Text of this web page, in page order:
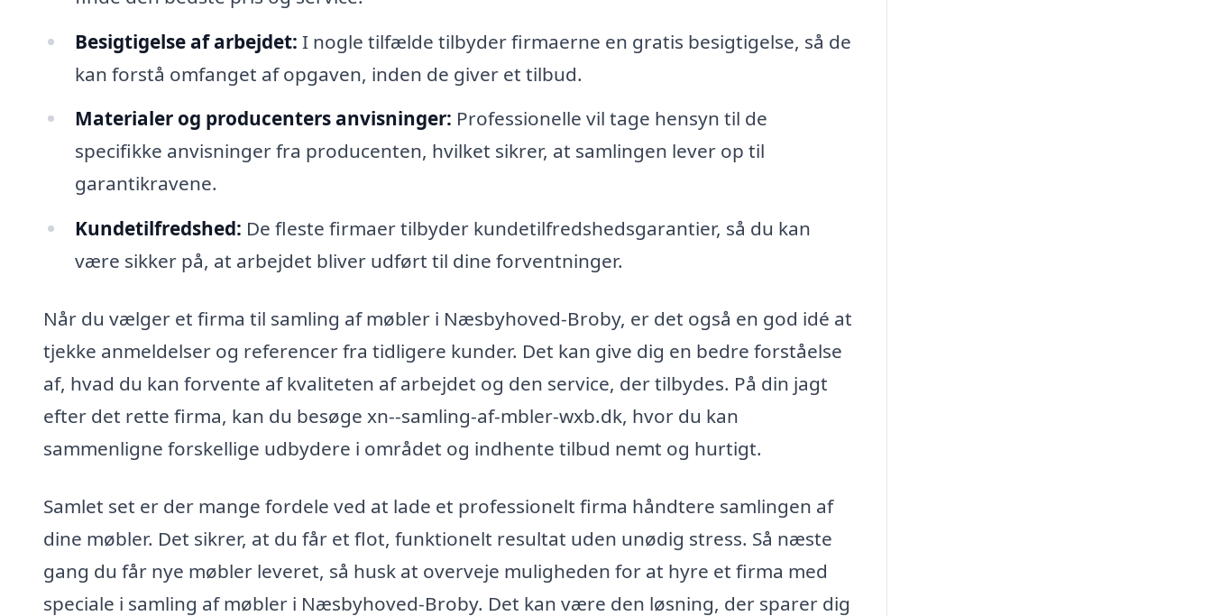
Besigtigelse af arbejdet: I nogle tilfælde tilbyder firmaerne en gratis besigtigelse, så de
kan forstå omfanget af opgaven, inden de giver et tilbud.
Materialer og producenters anvisninger: Professionelle vil tage hensyn til de
specifikke anvisninger fra producenten, hvilket sikrer, at samlingen lever op til
garantikravene.
Kundetilfredshed: De fleste firmaer tilbyder kundetilfredshedsgarantier, så du kan
være sikker på, at arbejdet bliver udført til dine forventninger.
Når du vælger et firma til samling af møbler i Næsbyhoved-Broby, er det også en god idé at
tjekke anmeldelser og referencer fra tidligere kunder. Det kan give dig en bedre forståelse
af, hvad du kan forvente af kvaliteten af arbejdet og den service, der tilbydes. På din jagt
efter det rette firma, kan du besøge xn--samling-af-mbler-wxb.dk, hvor du kan
sammenligne forskellige udbydere i området og indhente tilbud nemt og hurtigt.
Samlet set er der mange fordele ved at lade et professionelt firma håndtere samlingen af
dine møbler. Det sikrer, at du får et flot, funktionelt resultat uden unødig stress. Så næste
gang du får nye møbler leveret, så husk at overveje muligheden for at hyre et firma med
speciale i samling af møbler i Næsbyhoved-Broby. Det kan være den løsning, der sparer dig